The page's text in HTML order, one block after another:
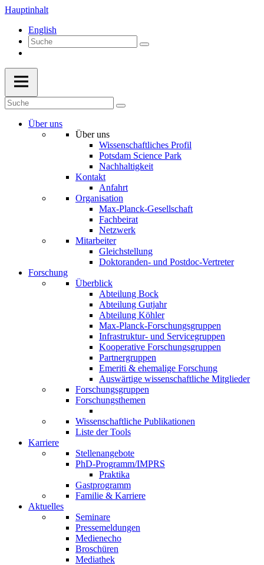
Hauptinhalt
English
Über uns
Über uns
Wissenschaftliches Profil
Potsdam Science Park
Nachhaltigkeit
Kontakt
Anfahrt
Organisation
Max-Planck-Gesellschaft
Fachbeirat
Netzwerk
Mitarbeiter
Gleichstellung
Doktoranden- und Postdoc-Vertreter
Forschung
Überblick
Abteilung Bock
Abteilung Gutjahr
Abteilung Köhler
Max-Planck-Forschungsgruppen
Infrastruktur- und Servicegruppen
Kooperative Forschungsgruppen
Partnergruppen
Emeriti & ehemalige Forschung
Auswärtige wissenschaftliche Mitglieder
Forschungsgruppen
Forschungsthemen
Wissenschaftliche Publikationen
Liste der Tools
Karriere
Stellenangebote
PhD-Programm/IMPRS
Praktika
Gastprogramm
Familie & Karriere
Aktuelles
Seminare
Pressemeldungen
Medienecho
Broschüren
Mediathek